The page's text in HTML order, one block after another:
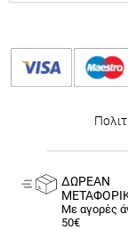
ΔΩΡΕΑΝ
Με αγορές
50€